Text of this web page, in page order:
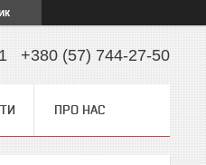
+380 (57) 744-27-50
ПРО НАС